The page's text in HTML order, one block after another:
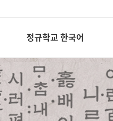
정규학교 한국어